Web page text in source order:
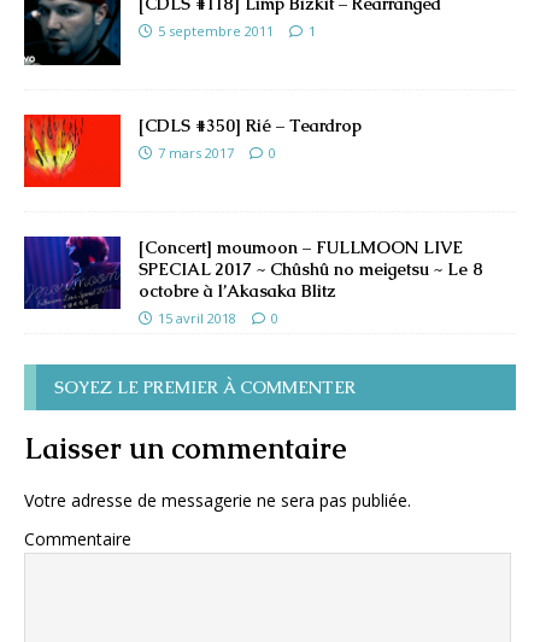
5 septembre 2011 1
[CDLS #350] Rié – Teardrop
7 mars 2017 0
[Concert] moumoon – FULLMOON LIVE
SPECIAL 2017 ~ Chûshû no meigetsu ~ Le 8
octobre à l’Akasaka Blitz
15 avril 2018 0
SOYEZ LE PREMIER À COMMENTER
Laisser un commentaire
Votre adresse de messagerie ne sera pas publiée.
Commentaire